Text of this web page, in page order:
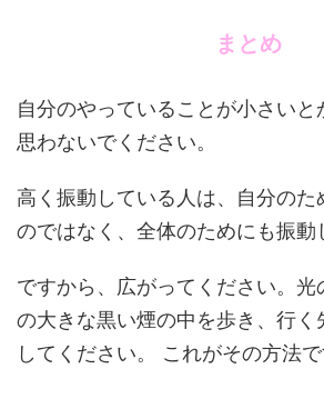
まとめ
自分のやっていることが小さい
思わないでください。
高く振動している人は、自分のた
のではなく、全体のためにも振動
ですから、広がってください。光
の大きな黒い煙の中を歩き、行く
してください。 これがその方法で